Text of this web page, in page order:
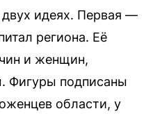
двух идеях. Первая —
региона. Её
и женщин,
подписаны
области, у